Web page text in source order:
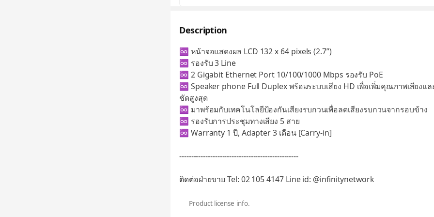
Description
♾ หน้าจอแสดงผล LCD 132 x 64 pixels (2.7’’)
♾ รองรับ 3 Line
♾ 2 Gigabit Ethernet Port 10/100/1000 Mbps รองรับ PoE
♾ Speaker phone Full Duplex พร้อมระบบเสียง HD เพื่อเพิ่มคุณภาพเสียงแ
ชัดสูงสุด
♾ มาพร้อมกับเทคโนโลยีป้องกันเสียงรบกวนเพื่อลดเสียงรบกวนจากรอบข้าง
♾ รองรับการประชุมทางเสียง 5 สาย
♾ Warranty 1 ปี, Adapter 3 เดือน [Carry-in]
--------------------------------------------------
ติดต่อฝ่ายขาย Tel: 02 105 4147 Line id: @infinitynetwork
Product license info.